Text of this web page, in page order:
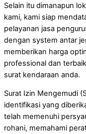
Selain itu dimanapun
kami, kami siap
pelayanan jasa
dengan system antar
memberikan harga
professional dan
surat kendaraan anda.
Surat Izin Mengemudi
identifikasi yang
telah memenuhi
rohani, memahami